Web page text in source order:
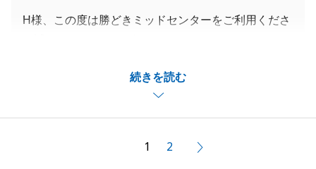
続きを読む
H様、この度は勝どきミッドセンターをご利用くださ
また、お取引においてご満足いただけたようで、担当
者としても大変嬉しく存じます。
1 2